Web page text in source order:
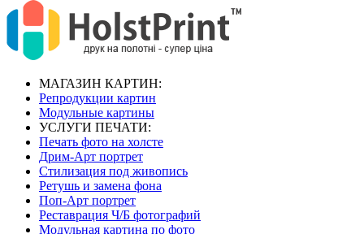
МАГАЗИН КАРТИН:
Репродукции картин
Модульные картины
УСЛУГИ ПЕЧАТИ:
Печать фото на холсте
Дрим-Арт портрет
Стилизация под живопись
Ретушь и замена фона
Поп-Арт портрет
Реставрация Ч/Б фотографий
Модульная картина по фото